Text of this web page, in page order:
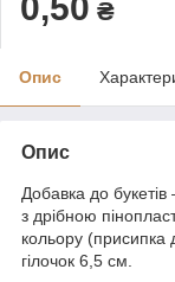
₴
Опис
Опис
Добавка до
з дрібною
кольору (присипка
гілочок 6,5 см.